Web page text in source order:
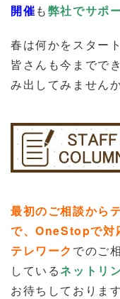
開催も弊社でサポ
春は何かをスター
皆さんも今までで
み出してみません
最初のご相談から
で、OneStopで対
テレワーク でのご
しているネットリ
お待ちしております